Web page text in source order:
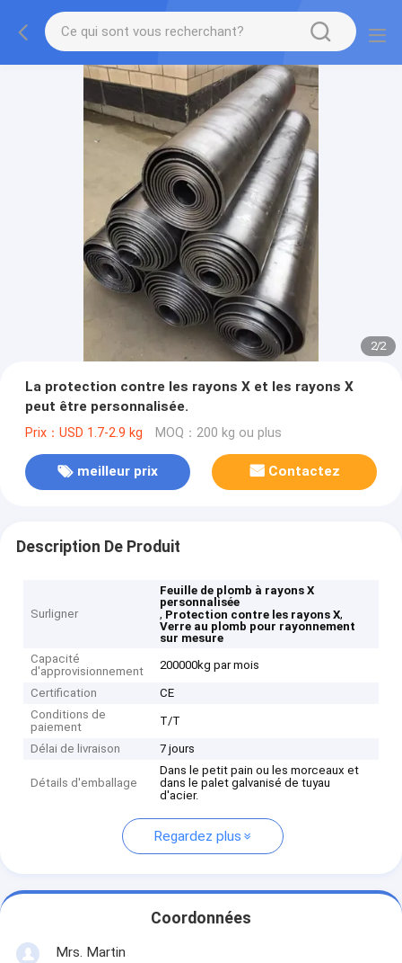
2/2
La protection contre les rayons X et les rayons X
peut être personnalisée.
Prix：USD 1.7-2.9 kg MOQ：200 kg ou plus
meilleur prix Contactez
Description De Produit
Surligner
Feuille de plomb à rayons X
personnalisée
, Protection contre les rayons X,
Verre au plomb pour rayonnement
sur mesure
Capacité
d'approvisionnement
200000kg par mois
Certification
CE
Conditions de
paiement
T/T
Délai de livraison 7 jours
Détails d'emballage
Dans le petit pain ou les morceaux et
dans le palet galvanisé de tuyau
d'acier.
Regardez plus
Coordonnées
Mrs. Martin